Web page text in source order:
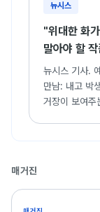
뉴시스
"위대한 화
말아야 할
뉴시스 기사.
만남: 내고 박
거장이 보여주
매거진